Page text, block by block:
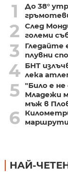
1
До 38°
2
След
големи
3
Гледайте
плувни
4 БНТ
лека
5 "Било е
Младежи
мъж в
6
маршрути
НАЙ-